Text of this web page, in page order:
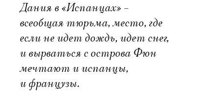
Дания в «Испанцах» –
всеобщая тюрьма, место, где
если не идет дождь, идет снег,
и вырваться с острова Фюн
мечтают и испанцы,
и французы.